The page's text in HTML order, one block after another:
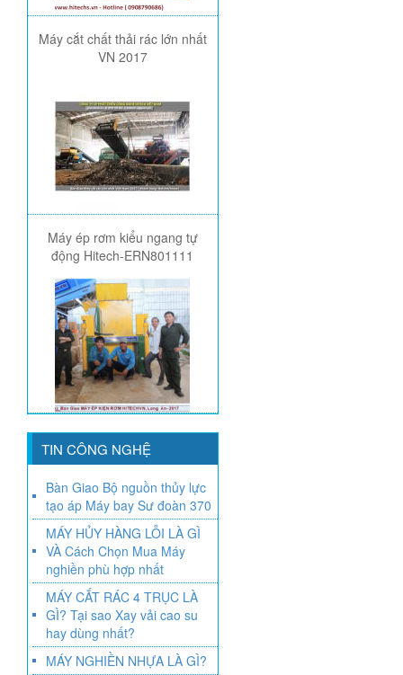
Máy cắt chất thải rác lớn nhất
VN 2017
Máy ép rơm kiểu ngang tự
động Hitech-ERN801111
TIN CÔNG NGHỆ
Bàn Giao Bộ nguồn thủy lực
tạo áp Máy bay Sư đoàn 370
MÁY HỦY HÀNG LỖI LÀ GÌ
VÀ Cách Chọn Mua Máy
nghiền phù hợp nhất
MÁY CẮT RÁC 4 TRỤC LÀ
GÌ? Tại sao Xay vải cao su
hay dùng nhất?
MÁY NGHIỀN NHỰA LÀ GÌ?